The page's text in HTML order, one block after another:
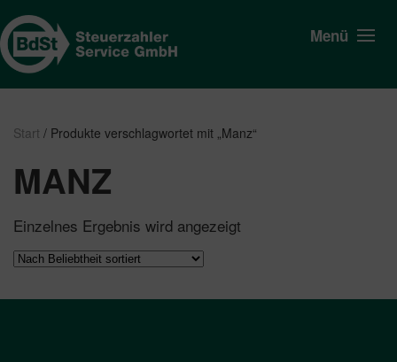
Menü
Start / Produkte verschlagwortet mit „Manz“
MANZ
Einzelnes Ergebnis wird angezeigt